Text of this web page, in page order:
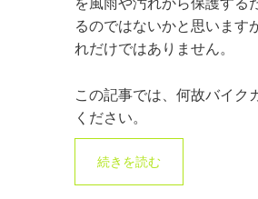
を風雨や汚れから保護する
るのではないかと思います
れだけではありません。
この記事では、何故バイク
ください。
続きを読む